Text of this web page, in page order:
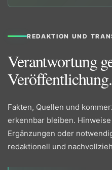
REDAKTION UND
Verantwortung
Veröffentlichung.
Fakten, Quellen und
erkennbar bleiben.
Ergänzungen oder
redaktionell und